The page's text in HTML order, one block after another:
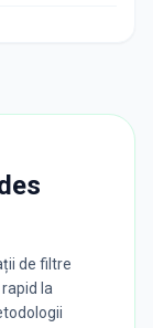
de filtre
la